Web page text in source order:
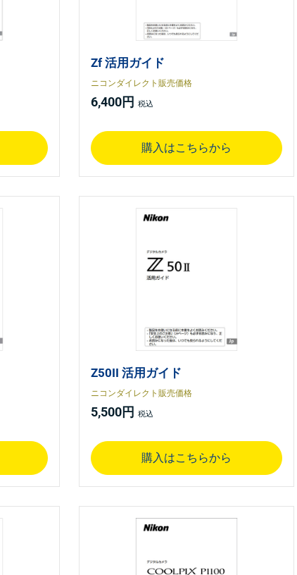
Zf 活用ガイド
ニコンダイレクト販売価格
6,400円
購入はこちらから
Z50II 活用ガイド
ニコンダイレクト販売価格
5,500円
購入はこちらから